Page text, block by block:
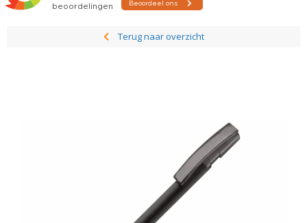
Terug naar overzicht